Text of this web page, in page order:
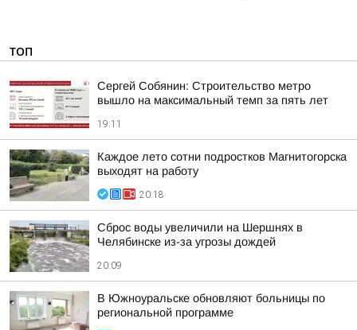
ТОП
Сергей Собянин: Строительство метро
вышло на максимальный темп за пять лет
19:11
Каждое лето сотни подростков Магнитогорска
выходят на работу
20:18
Сброс воды увеличили на Шершнях в
Челябинске из-за угрозы дождей
20:09
В Южноуральске обновляют больницы по
региональной программе